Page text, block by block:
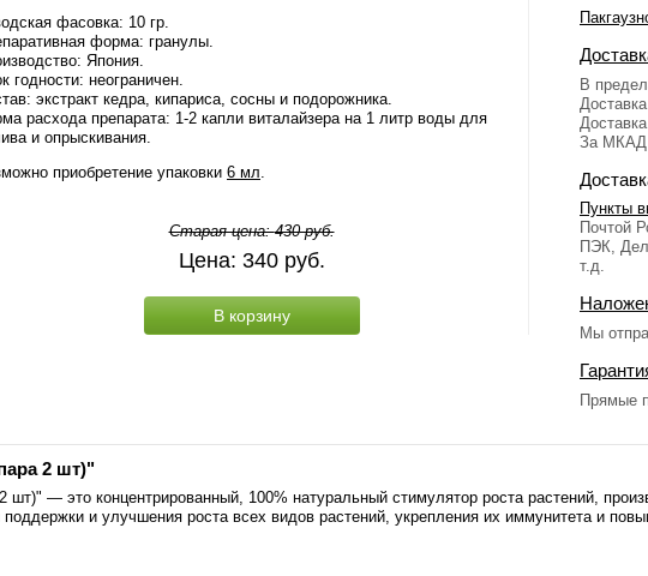
фасовка: 10 гр.
форма: гранулы.
Япония.
годности: неограничен.
экстракт кедра, кипариса, сосны и подорожника.
расхода препарата: 1-2 капли виталайзера на 1 литр воды для
и опрыскивания.
приобретение упаковки 6 мл.
Старая цена:430руб.
Цена: 340руб.
В корзину
В
За МКАД
Пункты
Почтой
ПЭК,
т.д.
Мы
Прямые
2 шт)"
шт)" — это концентрированный, 100% натуральный стимулятор роста растений,
и улучшения роста всех видов растений, укрепления их иммунитета и